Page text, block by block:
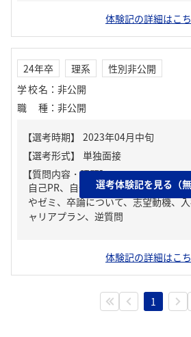
体験記の詳細はこ
24年卒 理系
性別非公開
学校名 ： 非公開
職種 ： 非公開
【質問内容・課題】
自己PR、自分の強み/弱み、チーム
やゼミ、卒論について、志望動機、
ャリアプラン、逆質問
選考体験記を見る（無
体験記の詳細はこ
1